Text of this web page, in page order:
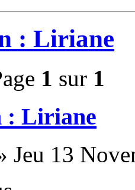
: Liriane
1 sur 1
: Liriane
Jeu 13